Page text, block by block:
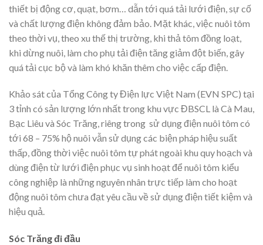
thiết bị động cơ, quạt, bơm… dẫn tới quá tải lưới điện, sự cố
và chất lượng điện không đảm bảo. Mặt khác, việc nuôi tôm
theo thời vụ, theo xu thế thị trường, khi thả tôm đồng loạt,
khi dừng nuôi, làm cho phụ tải điện tăng giảm đột biến, gây
quá tải cục bộ và làm khó khăn thêm cho việc cấp điện.
Khảo sát của Tổng Công ty Điện lực Việt Nam (EVN SPC) tại
3 tỉnh có sản lượng lớn nhất trong khu vực ĐBSCL là Cà Mau,
Bạc Liêu và Sóc Trăng, riêng trong sử dụng điện nuôi tôm có
tới 68 – 75% hộ nuôi vẫn sử dụng các biện pháp hiệu suất
thấp, đồng thời việc nuôi tôm tự phát ngoài khu quy hoạch và
dùng điện từ lưới điện phục vụ sinh hoạt để nuôi tôm kiểu
công nghiệp là những nguyên nhân trực tiếp làm cho hoạt
động nuôi tôm chưa đạt yêu cầu về sử dụng điện tiết kiệm và
hiệu quả.
Sóc Trăng đi đầu